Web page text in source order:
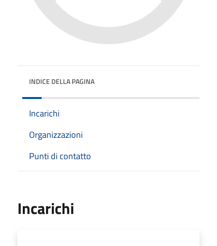
INDICE DELLA PAGINA
Incarichi
Organizzazioni
Punti di contatto
Incarichi